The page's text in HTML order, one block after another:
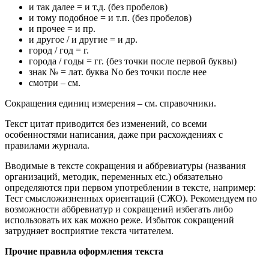
и так далее = и т.д. (без пробелов)
и тому подобное = и т.п. (без пробелов)
и прочее = и пр.
и другое / и другие = и др.
город / год = г.
города / годы = гг. (без точки после первой буквы)
знак № = лат. буква No без точки после нее
смотри – см.
Сокращения единиц измерения – см. справочники.
Текст цитат приводится без изменений, со всеми
особенностями написания, даже при расхождениях с
правилами журнала.
Вводимые в тексте сокращения и аббревиатуры (названия
организаций, методик, переменных etc.) обязательно
определяются при первом употреблении в тексте, например:
Тест cмысложизненных ориентаций (СЖО). Рекомендуем по
возможности аббревиатур и сокращений избегать либо
использовать их как можно реже. Избыток сокращений
затрудняет восприятие текста читателем.
Прочие правила оформления текста